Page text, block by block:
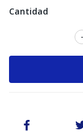
Cantidad
-